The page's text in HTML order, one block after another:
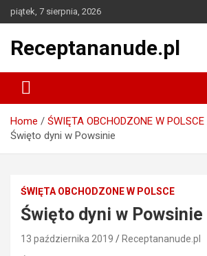
Skip
to
piątek, 7 sierpnia, 2026
Receptananude.pl
Home
ŚWIĘTA OBCHODZONE W POLSCE
Święto dyni w Powsinie
ŚWIĘTA OBCHODZONE W POLSCE
Święto dyni w Powsinie
13 października 2019 Receptananude.pl